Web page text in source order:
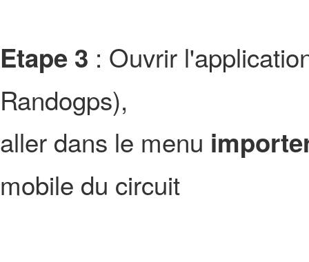
Etape 3 : Ouvrir
Randogps),
aller dans le menu
mobile du circuit